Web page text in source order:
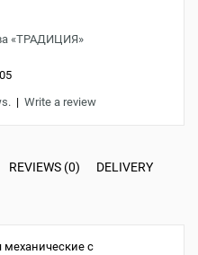
«ТРАДИЦИЯ»
| Write a review
REVIEWS (0) DELIVERY
с